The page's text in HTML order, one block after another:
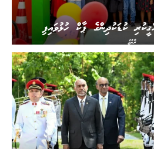
ރާއްޖެ
ކުޑަކުދިންގެ ޕާކް ހުޅުވައިފި